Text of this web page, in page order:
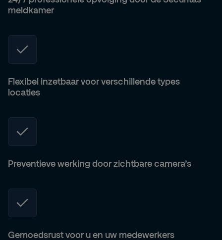
meldkamer
Flexibel inzetbaar voor verschillende types
locaties
Preventieve werking door zichtbare camera’s
Gemoedsrust voor u en uw medewerkers